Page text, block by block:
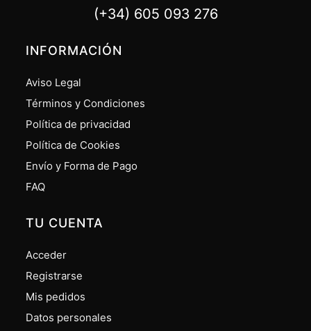
(+34) 605 093 276
INFORMACIÓN
Aviso Legal
Términos y Condiciones
Política de privacidad
Política de Cookies
Envío y Forma de Pago
FAQ
TU CUENTA
Acceder
Registrarse
Mis pedidos
Datos personales